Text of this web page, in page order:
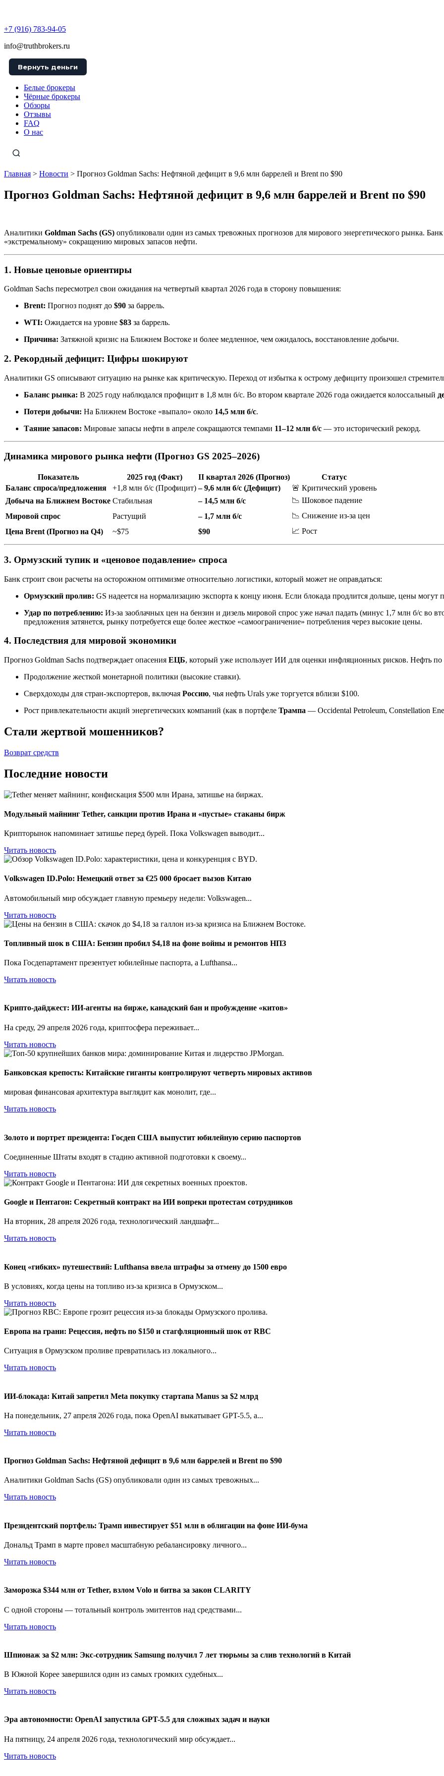
+7 (916) 783-94-05
info@truthbrokers.ru
Вернуть деньги
Белые брокеры
Чёрные брокеры
Обзоры
Отзывы
FAQ
О нас
Главная > Новости > Прогноз Goldman Sachs: Нефтяной дефицит в 9,6 млн баррелей и Brent по $90
Прогноз Goldman Sachs: Нефтяной дефицит в 9,6 млн баррелей и Brent по $90
Аналитики Goldman Sachs (GS) опубликовали один из самых тревожных прогнозов для мирового энергетического рынка.
«экстремальному» сокращению мировых запасов нефти.
1. Новые ценовые ориентиры
Goldman Sachs пересмотрел свои ожидания на четвертый квартал 2026 года в сторону повышения:
Brent: Прогноз поднят до $90 за баррель.
WTI: Ожидается на уровне $83 за баррель.
Причина: Затяжной кризис на Ближнем Востоке и более медленное, чем ожидалось, восстановление добычи.
2. Рекордный дефицит: Цифры шокируют
Аналитики GS описывают ситуацию на рынке как критическую. Переход от избытка к острому дефициту произошел
Баланс рынка: В 2025 году наблюдался профицит в 1,8 млн б/с. Во втором квартале 2026 года ожидается колоссальный
Потери добычи: На Ближнем Востоке «выпало» около 14,5 млн б/с.
Таяние запасов: Мировые запасы нефти в апреле сокращаются темпами 11–12 млн б/с — это исторический рекорд.
Динамика мирового рынка нефти (Прогноз GS 2025–2026)
Показатель 2025 год (Факт) II квартал 2026 (Прогноз)
Статус
Баланс спроса/предложения
+1,8 млн б/с (Профицит) – 9,6 млн б/с (Дефицит)
🚨 Критический уровень
Добыча на Ближнем Востоке Стабильная – 14,5 млн б/с
📉 Шоковое падение
Мировой спрос
Растущий – 1,7 млн б/с
📉 Снижение из-за цен
Цена Brent (Прогноз на Q4)
~$75 $90 📈 Рост
3. Ормузский тупик и «ценовое подавление» спроса
Банк строит свои расчеты на осторожном оптимизме относительно логистики, который может не оправдаться:
Ормузский пролив: GS надеется на нормализацию экспорта к концу июня. Если блокада продлится дольше, цены могут
Удар по потреблению: Из-за заоблачных цен на бензин и дизель мировой спрос уже начал падать (минус 1,7 млн б/с во
предложения затянется, рынку потребуется еще более жесткое «самоограничение» потребления через высокие цены.
4. Последствия для мировой экономики
Прогноз Goldman Sachs подтверждает опасения ЕЦБ, который уже использует ИИ для оценки инфляционных рисков. Нефть по
Продолжение жесткой монетарной политики (высокие ставки).
Сверхдоходы для стран-экспортеров, включая Россию, чья нефть Urals уже торгуется вблизи $100.
Рост привлекательности акций энергетических компаний (как в портфеле Трампа — Occidental Petroleum, Constellation
Стали жертвой мошенников?
Возврат средств
Последние новости
Модульный майнинг Tether, санкции против Ирана и «пустые» стаканы бирж
Крипторынок напоминает затишье перед бурей. Пока Volkswagen выводит...
Читать новость
Volkswagen ID.Polo: Немецкий ответ за €25 000 бросает вызов Китаю
Автомобильный мир обсуждает главную премьеру недели: Volkswagen...
Читать новость
Топливный шок в США: Бензин пробил $4,18 на фоне войны и ремонтов НПЗ
Пока Госдепартамент презентует юбилейные паспорта, а Lufthansa...
Читать новость
Крипто-дайджест: ИИ-агенты на бирже, канадский бан и пробуждение «китов»
На среду, 29 апреля 2026 года, криптосфера переживает...
Читать новость
Банковская крепость: Китайские гиганты контролируют четверть мировых активов
мировая финансовая архитектура выглядит как монолит, где...
Читать новость
Золото и портрет президента: Госдеп США выпустит юбилейную серию паспортов
Соединенные Штаты входят в стадию активной подготовки к своему...
Читать новость
Google и Пентагон: Секретный контракт на ИИ вопреки протестам сотрудников
На вторник, 28 апреля 2026 года, технологический ландшафт...
Читать новость
Конец «гибких» путешествий: Lufthansa ввела штрафы за отмену до 1500 евро
В условиях, когда цены на топливо из-за кризиса в Ормузском...
Читать новость
Европа на грани: Рецессия, нефть по $150 и стагфляционный шок от RBC
Ситуация в Ормузском проливе превратилась из локального...
Читать новость
ИИ-блокада: Китай запретил Meta покупку стартапа Manus за $2 млрд
На понедельник, 27 апреля 2026 года, пока OpenAI выкатывает GPT-5.5, а...
Читать новость
Прогноз Goldman Sachs: Нефтяной дефицит в 9,6 млн баррелей и Brent по $90
Аналитики Goldman Sachs (GS) опубликовали один из самых тревожных...
Читать новость
Президентский портфель: Трамп инвестирует $51 млн в облигации на фоне ИИ-бума
Дональд Трамп в марте провел масштабную ребалансировку личного...
Читать новость
Заморозка $344 млн от Tether, взлом Volo и битва за закон CLARITY
С одной стороны — тотальный контроль эмитентов над средствами...
Читать новость
Шпионаж за $2 млн: Экс-сотрудник Samsung получил 7 лет тюрьмы за слив технологий в Китай
В Южной Корее завершился один из самых громких судебных...
Читать новость
Эра автономности: OpenAI запустила GPT-5.5 для сложных задач и науки
На пятницу, 24 апреля 2026 года, технологический мир обсуждает...
Читать новость